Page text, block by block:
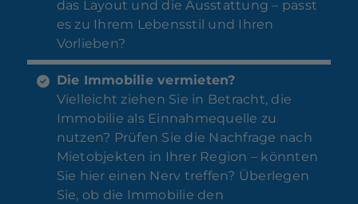
das Layout und die Ausstattung – passt
es zu Ihrem Lebensstil und Ihren
Vorlieben?
Die Immobilie vermieten?
Vielleicht ziehen Sie in Betracht, die
Immobilie als Einnahmequelle zu
nutzen? Prüfen Sie die Nachfrage nach
Mietobjekten in Ihrer Region – könnten
Sie hier einen Nerv treffen? Überlegen
Sie, ob die Immobilie den